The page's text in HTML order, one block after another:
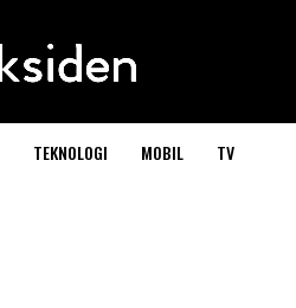
TEKNOLOGI MOBIL TV